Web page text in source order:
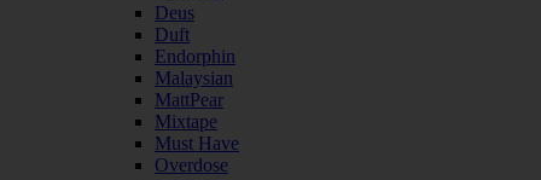
Deus
Duft
Endorphin
Malaysian
MattPear
Mixtape
Must Have
Overdose